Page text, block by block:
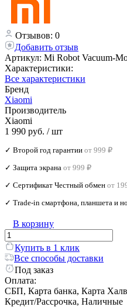
Отзывов: 0
Добавить отзыв
Артикул: Mi Robot Vacuum-
Характеристики:
Все характеристики
Бренд
Xiaomi
Производитель
Xiaomi
1 990 руб. / шт
✓ Второй год гарантии от 999 ₽
✓ Защита экрана от 999 ₽
✓ Сертификат Честный обмен от
✓ Trade‑in смартфона, планшета и
В корзину
Купить в 1 клик
Все способы доставки
Под заказ
Оплата:
СБП, Карта банка, Карта
Кредит/Рассрочка, Наличные